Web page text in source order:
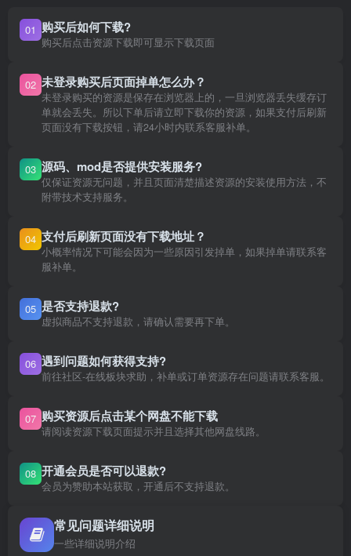
01 购买后如何下载?
购买后点击资源下载即可显示下载页面
02 未登录购买后页面掉单怎么办？
未登录购买的资源是保存在浏览器上的，一旦浏览器丢失缓存订
单就会丢失。所以下单后请立即下载你的资源，如果支付后刷新
页面没有下载按钮，请24小时内联系客服补单。
03 源码、mod是否提供安装服务?
仅保证资源无问题，并且页面清楚描述资源的安装使用方法，不
附带技术支持服务。
04 支付后刷新页面没有下载地址？
小概率情况下可能会因为一些原因引发掉单，如果掉单请联系客
服补单。
05 是否支持退款?
虚拟商品不支持退款，请确认需要再下单。
06 遇到问题如何获得支持?
前往社区-在线板块求助，补单或订单资源存在问题请联系客服。
07 购买资源后点击某个网盘不能下载
请阅读资源下载页面提示并且选择其他网盘线路。
08 开通会员是否可以退款?
会员为赞助本站获取，开通后不支持退款。
常见问题详细说明
一些详细说明介绍